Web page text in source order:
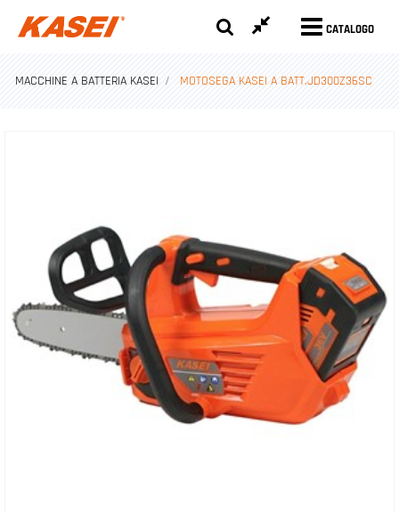
CATALOGO
MACCHINE A BATTERIA KASEI MOTOSEGA KASEI A BATT.JD300Z36SC